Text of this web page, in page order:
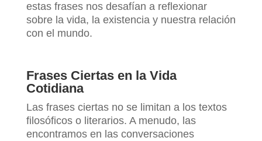
estas frases nos desafían a reflexionar
sobre la vida, la existencia y nuestra relación
con el mundo.
Frases Ciertas en la Vida
Cotidiana
Las frases ciertas no se limitan a los textos
filosóficos o literarios. A menudo, las
encontramos en las conversaciones